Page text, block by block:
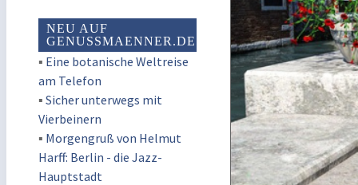
NEU AUF
GENUSSMAENNER.DE
▪ Eine botanische Weltreise
am Telefon
▪ Sicher unterwegs mit
Vierbeinern
▪ Morgengruß von Helmut
Harff: Berlin - die Jazz-
Hauptstadt